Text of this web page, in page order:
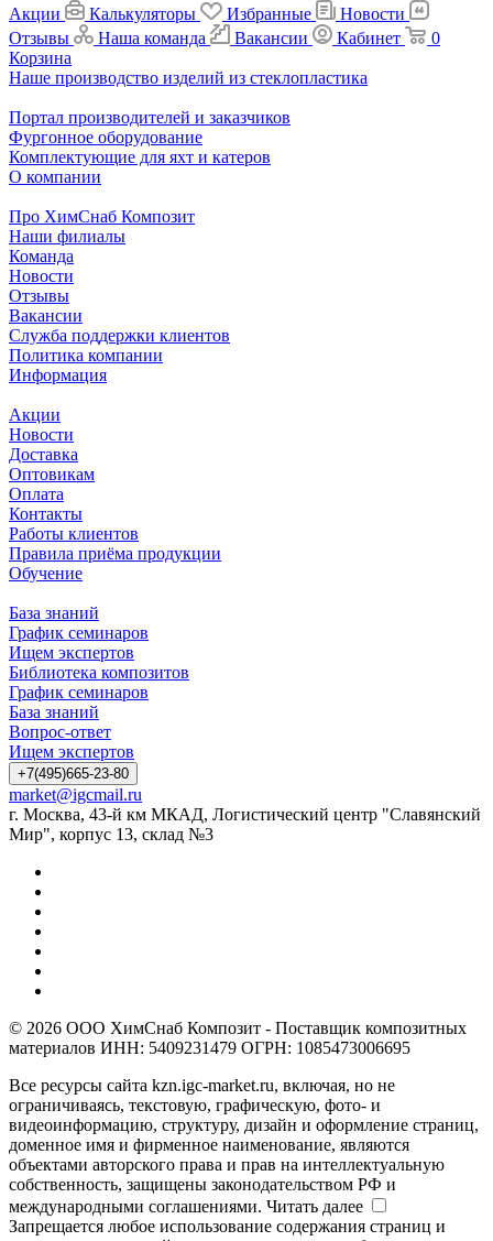
Акции
Калькуляторы Избранные
Новости
Отзывы
Наша команда Вакансии Кабинет
0
Корзина
Наше производство изделий из стеклопластика
Портал производителей и заказчиков
Фургонное оборудование
Комплектующие для яхт и катеров
О компании
Про ХимСнаб Композит
Наши филиалы
Команда
Новости
Отзывы
Вакансии
Служба поддержки клиентов
Политика компании
Информация
Акции
Новости
Доставка
Оптовикам
Оплата
Контакты
Работы клиентов
Правила приёма продукции
Обучение
База знаний
График семинаров
Ищем экспертов
Библиотека композитов
График семинаров
База знаний
Вопрос-ответ
Ищем экспертов
+7(495)665-23-80
market@igcmail.ru
г. Москва, 43-й км МКАД, Логистический центр "Славянский
Мир", корпус 13, склад №3
© 2026 ООО ХимСнаб Композит - Поставщик композитных
материалов ИНН: 5409231479 ОГРН: 1085473006695
Все ресурсы сайта kzn.igc-market.ru, включая, но не
ограничиваясь, текстовую, графическую, фото- и
видеоинформацию, структуру, дизайн и оформление страниц,
доменное имя и фирменное наименование, являются
объектами авторского права и прав на интеллектуальную
собственность, защищены законодательством РФ и
международными соглашениями. Читать далее
Запрещается любое использование содержания страниц и